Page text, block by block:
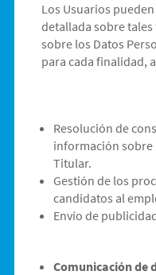
Los Usuarios
detallada sobre
sobre los Datos
para cada finalidad,
Resolución de
información sobre
Titular.
Gestión de los
candidatos al
Envío de
Comunicación de